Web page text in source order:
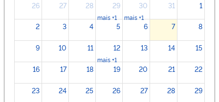
26
27 28 29
mais +1
30
mais +1
31 1
2 3 4 5 6 7 8
9 10 11 12
mais +1
13 14 15
16 17 18 19 20 21 22
23 24 25 26 27 28 29